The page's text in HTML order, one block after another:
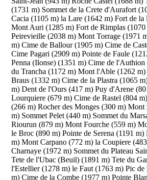
(1731 m) Sommet de la Crete d'Aurafort
Cacia (1105 m) la Lare (1642 m) Fort de la
Mont Auri (1285 m) Fort de Rimplas
Peirevieille (2038 m) Mont Torrage (1971
m) Cime de Ballour (1905 m) Cime de
Cime Pagari (2909 m) Pointe de Faule
Penna (Ilonse) (1351 m) Cime de l'Authion
du Trancha (1172 m) Mont l'Able (1262 m)
Braus (1332 m) Cime de la Plastra (1065
m) Dent de l'Ours (417 m) Puy d'Arene
Lourquiere (679 m) Cime de Rastel (804 m)
(266 m) Rocher des Monges (300 m) Mont
m) Sommet Pelet (440 m) Sommet du
Riourun (879 m) Mont Fourche (559 m)
le Broc (890 m) Pointe de Serena (1191 m)
m) Mont Carpano (772 m) la Coupiere
Charnaye (1972 m) Sommet du Plateau
Tete de l'Ubac (Beuil) (1891 m) Tete du
l'Estellier (1278 m) le Faut (1763 m) Pic de
m) Cime de la Combe (1977 m) Pointe